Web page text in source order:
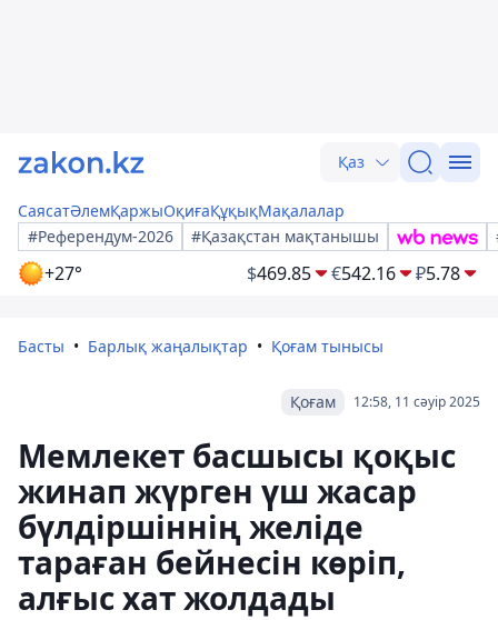
Қаз
СаясатӘлемҚаржыОқиғаҚұқықМақалалар
#Референдум-2026
#Қазақстан мақтанышы
+27° $469.85 €542.16 ₽5.78
Басты Барлық жаңалықтар Қоғам тынысы
12:58, 11 сәуір 2025
Қоғам
Мемлекет басшысы қоқыс
жинап жүрген үш жасар
бүлдіршіннің желіде
тараған бейнесін көріп,
алғыс хат жолдады